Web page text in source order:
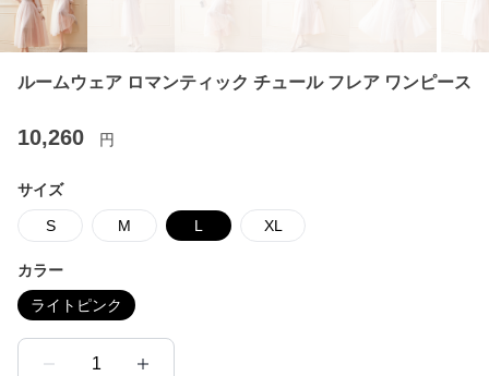
ルームウェア ロマンティック チュール フレア ワンピース
10,260 円
サイズ
S M L XL
カラー
ライトピンク
1